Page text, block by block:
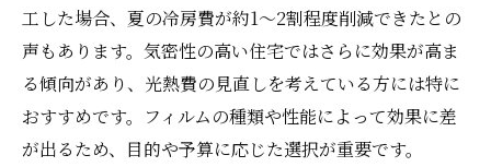
工した場合、夏の冷房費が約1～2割程度削減できたとの
声もあります。気密性の高い住宅ではさらに効果が高ま
る傾向があり、光熱費の見直しを考えている方には特に
おすすめです。フィルムの種類や性能によって効果に差
が出るため、目的や予算に応じた選択が重要です。